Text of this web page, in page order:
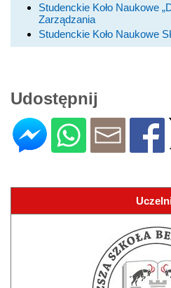
Studenckie Koło Naukowe
Zarządzania
Studenckie Koło Naukowe
Udostępnij